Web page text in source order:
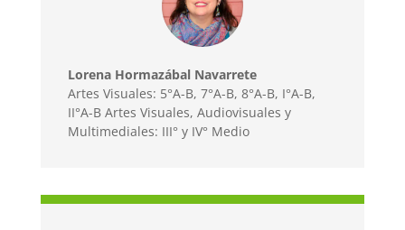
Lorena Hormazábal Navarrete
Artes Visuales: 5°A-B, 7°A-B, 8°A-B, I°A-B,
II°A-B Artes Visuales, Audiovisuales y
Multimediales: III° y IV° Medio